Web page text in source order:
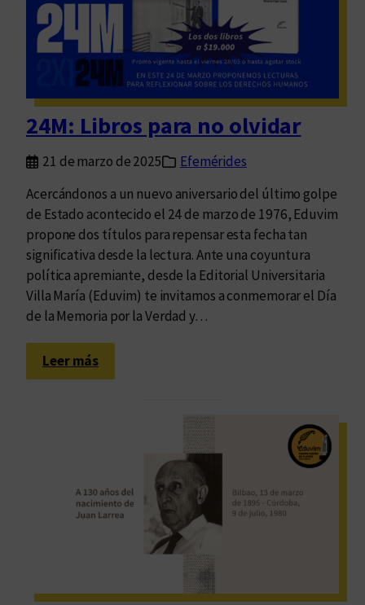
a
r
g
e
n
t
i
n
e
n
e
l
8
M
e
m
o
l
e
y
n
d
o
24M: Libros para no olvidar
21 de marzo de 2025
Efemérides
Acercándonos a un nuevo aniversario del último golpe
de Estado acontecido el 24 de marzo de 1976, Eduvim
propone dos títulos para repensar esta fecha tan
significativa desde la lectura. Ante una coyuntura
política apremiante, desde la Editorial Universitaria
Villa María (Eduvim) te invitamos a conmemorar el Día
de la Memoria por la Verdad y…
Leer más:
2
b
r